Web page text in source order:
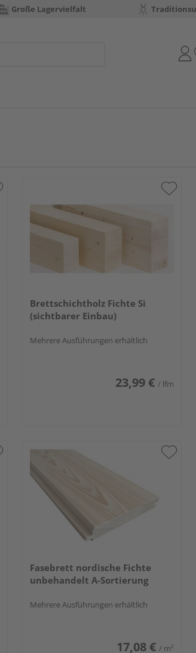
Große Lagervielfalt
Brettschichtholz Fichte Si
(sichtbarer Einbau)
Mehrere Ausführungen erhältlich
23,99 € / lfm
Fasebrett nordische Fichte
unbehandelt A-Sortierung
Mehrere Ausführungen erhältlich
17,08 € / m²